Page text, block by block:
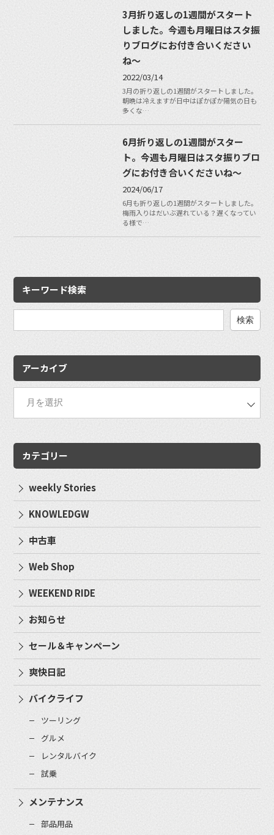
3月折り返しの1週間がスタート
しました。今週も月曜日はスタ振
りブログにお付き合いください
ね〜
2022/03/14
3月の折り返しの1週間がスタートしました。
朝晩は冷えますが日中はぽかぽか陽気の日も
多くな…
6月折り返しの1週間がスター
ト。今週も月曜日はスタ振りブロ
グにお付き合いくださいね〜
2024/06/17
6月も折り返しの1週間がスタートしました。
梅雨入りはだいぶ遅れている？遅くなってい
る様で…
キーワード検索
アーカイブ
カテゴリー
weekly Stories
KNOWLEDGW
中古車
Web Shop
WEEKEND RIDE
お知らせ
セール＆キャンペーン
爽快日記
バイクライフ
ツーリング
グルメ
レンタルバイク
試乗
メンテナンス
部品用品